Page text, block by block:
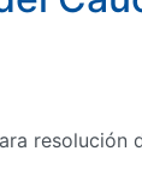
resolución